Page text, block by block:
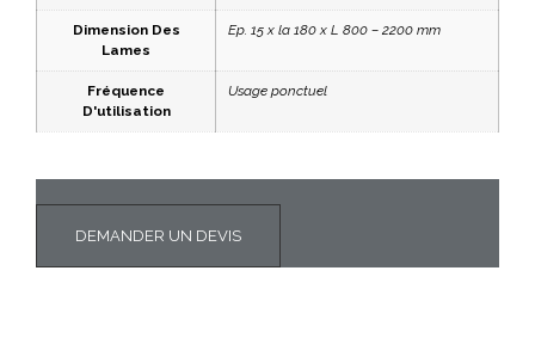
Dimension Des
Lames
Ep. 15 x la 180 x L 800 – 2200 mm
Fréquence
D'utilisation
Usage ponctuel
DEMANDER UN DEVIS